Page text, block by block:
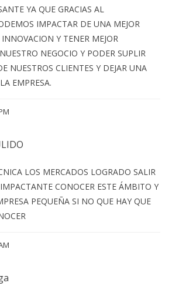
YA QUE GRACIAS AL
IMPACTAR DE UNA MEJOR
Y TENER MEJOR
NEGOCIO Y PODER SUPLIR
NUESTROS CLIENTES Y DEJAR UNA
EMPRESA.
LOS MERCADOS LOGRADO SALIR
CONOCER ESTE ÁMBITO Y
PEQUEÑA SI NO QUE HAY QUE